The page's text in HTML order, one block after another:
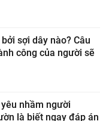
sợi dây nào? Câu
công của người sẽ
nhầm người
là biết ngay đáp án